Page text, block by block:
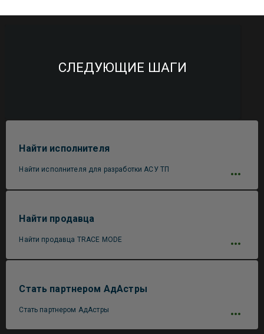
СЛЕДУЮЩИЕ ШАГИ
Найти исполнителя
Найти исполнителя для разработки АСУ ТП
Найти продавца
Найти продавца TRACE MODE
Стать партнером АдАстры
Стать партнером АдАстры